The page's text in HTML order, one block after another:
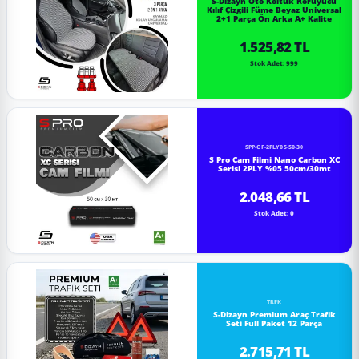
Kılıf Çizgili Füme Beyaz Universal
2+1 Parça Ön Arka A+ Kalite
1.525,82 TL
Stok Adet: 999
SPP-CF-2PLY05-50-30
S Pro Cam Filmi Nano Carbon XC
Serisi 2PLY %05 50cm/30mt
2.048,66 TL
Stok Adet: 0
TRFK
S-Dizayn Premium Araç Trafik
Seti Full Paket 12 Parça
2.715,71 TL